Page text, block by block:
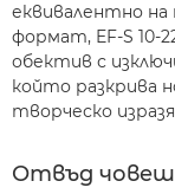
еквивалентно на
формат, EF-S 10-
обектив с
който разкрива
творческо
Отвъд